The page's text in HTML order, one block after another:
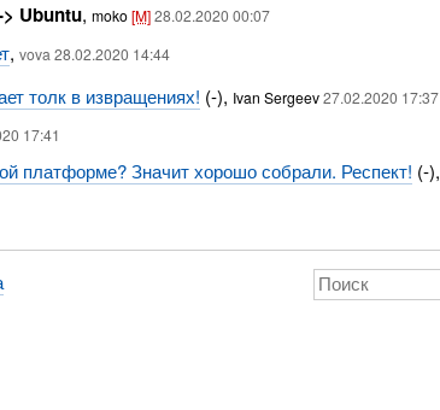
Ubuntu,moko[M]28.02.2020 00:07
,vova 28.02.2020 14:44
толк в извращениях! (-), Ivan Sergeev27.02.2020 17:37
17:41
платформе? Значит хорошо собрали. Респект! (-),